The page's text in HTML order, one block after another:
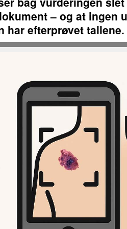
– og at ingen
har efterprøvet tallene.